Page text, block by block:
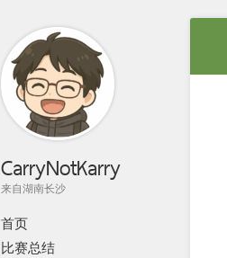
CarryNotKarry
来自湖南长沙
首页
比赛总结